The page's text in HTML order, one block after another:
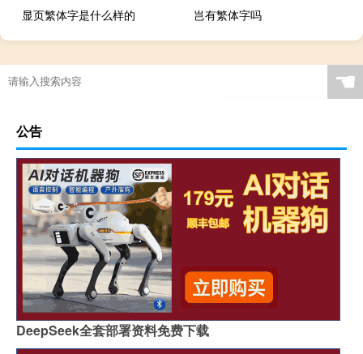
显页繁体字是什么样的
岂有繁体字吗
☚
公告
DeepSeek全套部署资料免费下载